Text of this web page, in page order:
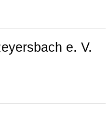
e. V.